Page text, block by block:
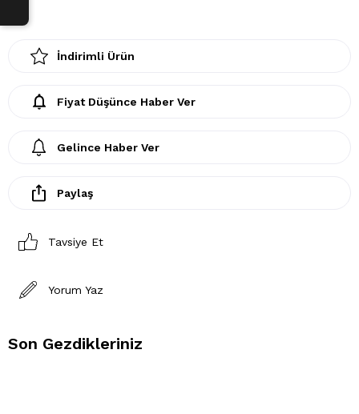
İndirimli Ürün
Fiyat Düşünce Haber Ver
Gelince Haber Ver
Paylaş
Tavsiye Et
Yorum Yaz
Son Gezdikleriniz